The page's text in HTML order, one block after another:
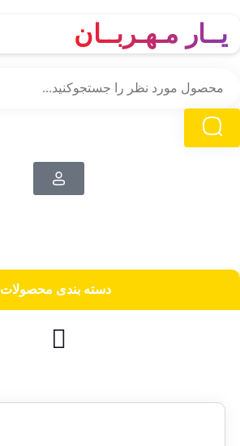
یــار مـهـربــان
دسته‌ بندی محصولات